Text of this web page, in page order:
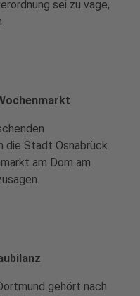
sei zu vage,
die Stadt Osnabrück
am Dom am
gehört nach